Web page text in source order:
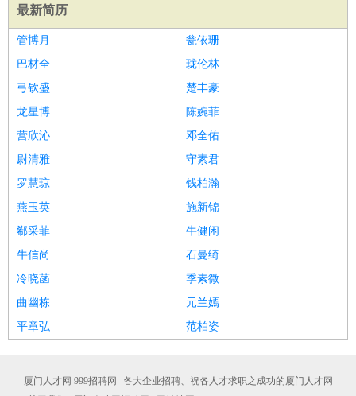
最新简历
管博月
瓮依珊
巴材全
珑伦林
弓钦盛
楚丰豪
龙星博
陈婉菲
营欣沁
邓全佑
尉清雅
守素君
罗慧琼
钱柏瀚
燕玉英
施新锦
郗采菲
牛健闲
牛信尚
石曼绮
冷晓菡
季素微
曲幽栋
元兰嫣
平章弘
范柏姿
厦门人才网 999招聘网--各大企业招聘、祝各人才求职之成功的厦门人才网